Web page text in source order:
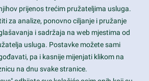
nas na besplatni telefon:
0800 85 66
1 EUR = 7,53450 kn
prijenos trećim pružateljima usluga.
za analize, ponovno ciljanje i pružanje
i sadržaja na web mjestima od
usluga. Postavke možete sami
pa i kasnije mijenjati klikom na
na dnu svake stranice.